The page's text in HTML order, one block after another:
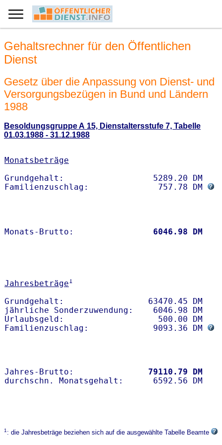
Gehaltsrechner für den Öffentlichen
Dienst
Gesetz über die Anpassung von Dienst- und
Versorgungsbezügen in Bund und Ländern
1988
Besoldungsgruppe A 15, Dienstaltersstufe 7, Tabelle
01.03.1988 - 31.12.1988
Monatsbeträge
Grundgehalt:                  5289.20 DM
Familienzuschlag:              757.78 DM
Monats-Brutto: 6046.98 DM
Jahresbeträge1
Grundgehalt:                 63470.45 DM
jährliche Sonderzuwendung:    6046.98 DM
Urlaubsgeld:                   500.00 DM
Familienzuschlag:             9093.36 DM
Jahres-Brutto: 79110.79 DM
1: die Jahresbeträge beziehen sich auf die ausgewählte Tabelle Beamte